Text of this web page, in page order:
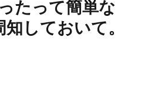
たって簡単な
しておいて。